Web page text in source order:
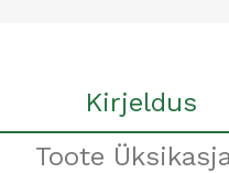
Kirjeldus
Toote